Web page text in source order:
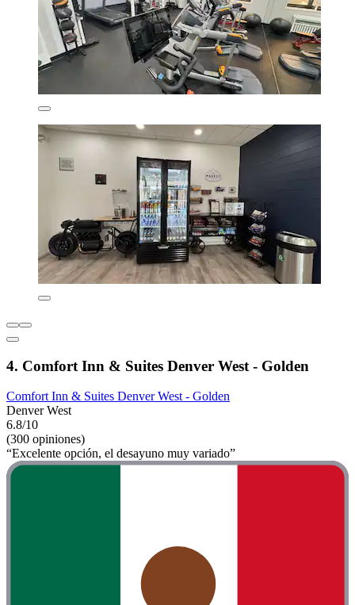
4. Comfort Inn & Suites Denver West - Golden
Comfort Inn & Suites Denver West - Golden
Denver West
6.8/10
(300 opiniones)
“Excelente opción, el desayuno muy variado”